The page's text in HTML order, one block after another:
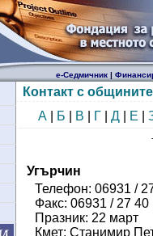
е-Седмичник|
Контакт с общините
А
Б В Г Д Е
Угърчин
Телефон: 06931 /
Факс: 06931 / 27 40
Празник: 22 март
Кмет: Станимир